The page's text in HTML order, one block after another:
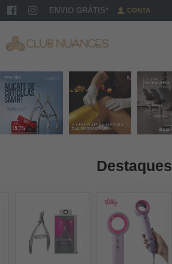
ENVIO GRÁTIS* CONTA
Destaques